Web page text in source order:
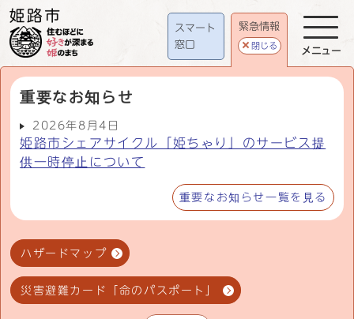
スマート
窓口
緊急情報
閉じる
重要なお知らせ
2026年8月4日
姫路市シェアサイクル「姫ちゃり」のサービス提
供一時停止について
重要なお知らせ一覧を見る
ハザードマップ
災害避難カード「命のパスポート」
メニュー